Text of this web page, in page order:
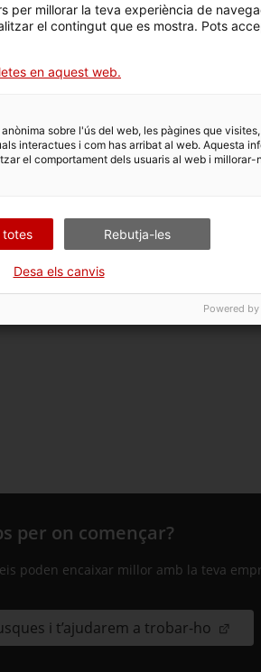
dels treballadors.
celebrem
The Future of Industries
,
sector, coneixerem noves formes
què la Quarta Revolució Industrial
ponències està compost per experts del
, Innovation Manager a Electroingenium
, Director d'Intel·ligència Artificial en
Consultor digital a Andiko
per on començar?
poden encaixar millor amb la teva
i t’ajudarem a trobar-ho
per millorar la teva experiència de
el contingut que es mostra. Pots
en aquest web.
sobre l'ús del web, les pàgines que
interactues i com has arribat al web. Aquesta
el comportament dels usuaris al web i millorar-
Rebutja-les
Desa els canvis
Powered by